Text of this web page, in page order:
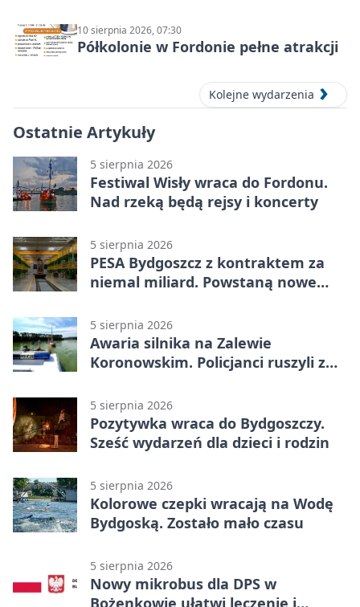
10 sierpnia 2026, 07:30
Półkolonie w Fordonie pełne atrakcji
Kolejne wydarzenia
Ostatnie Artykuły
5 sierpnia 2026
Festiwal Wisły wraca do Fordonu.
Nad rzeką będą rejsy i koncerty
5 sierpnia 2026
PESA Bydgoszcz z kontraktem za
niemal miliard. Powstaną nowe
5 sierpnia 2026
Awaria silnika na Zalewie
Koronowskim. Policjanci ruszyli z
5 sierpnia 2026
Pozytywka wraca do Bydgoszczy.
Sześć wydarzeń dla dzieci i rodzin
5 sierpnia 2026
Kolorowe czepki wracają na Wodę
Bydgoską. Zostało mało czasu
5 sierpnia 2026
Nowy mikrobus dla DPS w